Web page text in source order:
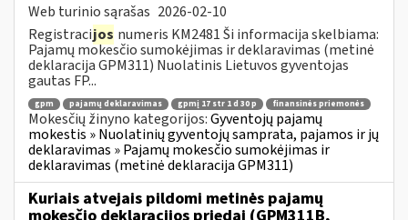
Web turinio sąrašas 2026-02-10
Registracijos numeris KM2481 Ši informacija skelbiama:
Pajamų mokesčio sumokėjimas ir deklaravimas (metinė
deklaracija GPM311) Nuolatinis Lietuvos gyventojas
gautas FP...
gpm pajamų deklaravimas gpmį 17 str 1 d 30 p finansinės priemonės
Mokesčių žinyno kategorijos:Gyventojų pajamų
mokestis » Nuolatinių gyventojų samprata, pajamos ir jų
deklaravimas » Pajamų mokesčio sumokėjimas ir
deklaravimas (metinė deklaracija GPM311)
Kuriais atvejais pildomi metinės pajamų
mokesčio deklaracijos priedai (GPM311B,